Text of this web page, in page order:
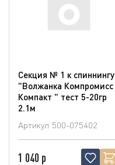
Секция № 1 к спиннингу
"Волжанка Компромисс
Компакт " тест 5-20гр
2.1м
Артикул 500-075402
1 040 р